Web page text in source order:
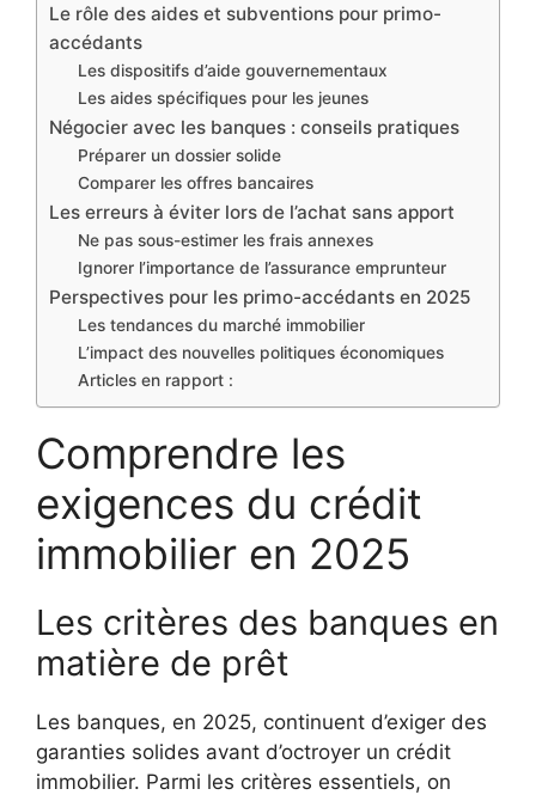
Le rôle des aides et subventions pour primo-
accédants
Les dispositifs d’aide gouvernementaux
Les aides spécifiques pour les jeunes
Négocier avec les banques : conseils pratiques
Préparer un dossier solide
Comparer les offres bancaires
Les erreurs à éviter lors de l’achat sans apport
Ne pas sous-estimer les frais annexes
Ignorer l’importance de l’assurance emprunteur
Perspectives pour les primo-accédants en 2025
Les tendances du marché immobilier
L’impact des nouvelles politiques économiques
Articles en rapport :
Comprendre les
exigences du crédit
immobilier en 2025
Les critères des banques en
matière de prêt
Les banques, en 2025, continuent d’exiger des
garanties solides avant d’octroyer un crédit
immobilier. Parmi les critères essentiels, on